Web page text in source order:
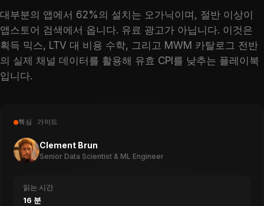
대부분의 앱에서 62%의 설치는 오가닉이며, 절반 이상이
앱스토어 검색에서 옵니다. 유료 광고가 아닙니다. 이것은
획득 믹스, LTV 대 비용 수학, 그리고 MWM 카탈로그 전반
의 실제 채널 데이터를 활용해 유효 CPI를 낮추는 플레이북
입니다.
핵심 가이드
Clement Brun
Senior Data Scientist & ML Engineer
읽는 시간
16 분